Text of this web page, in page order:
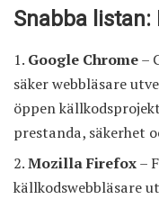
Snabba listan:
Google Chrome–
säker webbläsare
öppen
prestanda, säkerhet
Mozilla Firefox–
källkodswebbläsare